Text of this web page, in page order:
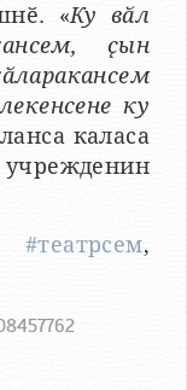
«Ку вӑл
ҫын
ку
каласа
#театрсем,